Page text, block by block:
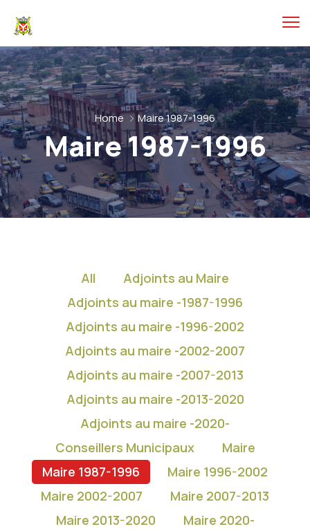
Home Maire 1987-1996
Maire 1987-1996
All
Adjoints au Maire
Adjoints au maire -1987-1996
Adjoints au maire -1996-2002
Adjoints au maire -2002-2007
Adjoints au maire -2007-2013
Adjoints au maire -2013-2020
Adjoints au maire -2020-
Conseillers Municipaux
Maire
Maire 1987-1996
Maire 1996-2002
Maire 2002-2007
Maire 2007-2013
Maire 2013-2020
Maire 2020-